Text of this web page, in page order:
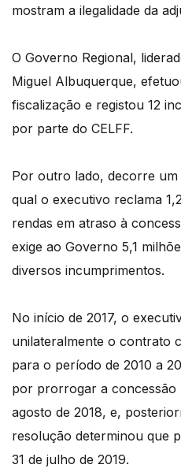
mostram a ilegalidade da
O Governo Regional,
Miguel Albuquerque,
fiscalização e registou 12
por parte do CELFF.
Por outro lado, decorre
qual o executivo reclama
rendas em atraso à
exige ao Governo 5,1
diversos incumprimentos.
No início de 2017, o
unilateralmente o contrato
para o período de 2010 a
por prorrogar a concessão
agosto de 2018, e,
resolução determinou que
31 de julho de 2019.